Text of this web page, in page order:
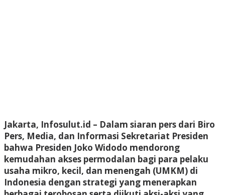
Jakarta, Infosulut.id – Dalam siaran pers dari Biro
Pers, Media, dan Informasi Sekretariat Presiden
bahwa Presiden Joko Widodo mendorong
kemudahan akses permodalan bagi para pelaku
usaha mikro, kecil, dan menengah (UMKM) di
Indonesia dengan strategi yang menerapkan